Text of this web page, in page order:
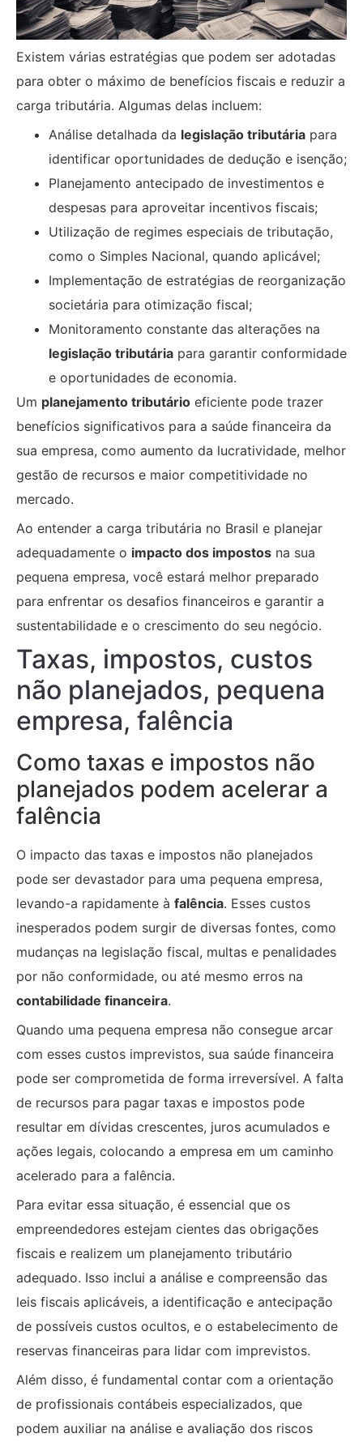
Existem várias estratégias que podem ser adotadas
para obter o máximo de benefícios fiscais e reduzir a
carga tributária. Algumas delas incluem:
Análise detalhada da legislação tributária para
identificar oportunidades de dedução e isenção;
Planejamento antecipado de investimentos e
despesas para aproveitar incentivos fiscais;
Utilização de regimes especiais de tributação,
como o Simples Nacional, quando aplicável;
Implementação de estratégias de reorganização
societária para otimização fiscal;
Monitoramento constante das alterações na
legislação tributária para garantir conformidade
e oportunidades de economia.
Um planejamento tributário eficiente pode trazer
benefícios significativos para a saúde financeira da
sua empresa, como aumento da lucratividade, melhor
gestão de recursos e maior competitividade no
mercado.
Ao entender a carga tributária no Brasil e planejar
adequadamente o impacto dos impostos na sua
pequena empresa, você estará melhor preparado
para enfrentar os desafios financeiros e garantir a
sustentabilidade e o crescimento do seu negócio.
Taxas, impostos, custos
não planejados, pequena
empresa, falência
Como taxas e impostos não
planejados podem acelerar a
falência
O impacto das taxas e impostos não planejados
pode ser devastador para uma pequena empresa,
levando-a rapidamente à falência. Esses custos
inesperados podem surgir de diversas fontes, como
mudanças na legislação fiscal, multas e penalidades
por não conformidade, ou até mesmo erros na
contabilidade financeira.
Quando uma pequena empresa não consegue arcar
com esses custos imprevistos, sua saúde financeira
pode ser comprometida de forma irreversível. A falta
de recursos para pagar taxas e impostos pode
resultar em dívidas crescentes, juros acumulados e
ações legais, colocando a empresa em um caminho
acelerado para a falência.
Para evitar essa situação, é essencial que os
empreendedores estejam cientes das obrigações
fiscais e realizem um planejamento tributário
adequado. Isso inclui a análise e compreensão das
leis fiscais aplicáveis, a identificação e antecipação
de possíveis custos ocultos, e o estabelecimento de
reservas financeiras para lidar com imprevistos.
Além disso, é fundamental contar com a orientação
de profissionais contábeis especializados, que
podem auxiliar na análise e avaliação dos riscos